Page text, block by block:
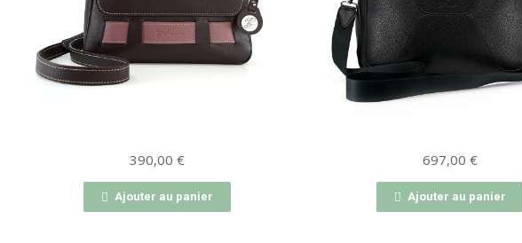
390,00 €
Ajouter au panier
697,00 €
Ajouter au panier